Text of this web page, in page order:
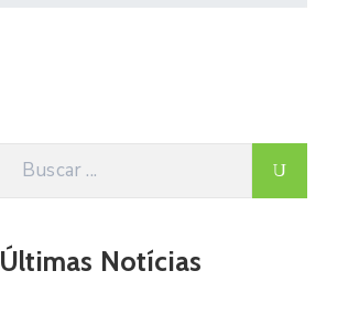
Últimas Notícias